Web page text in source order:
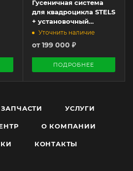
Гусеничная система
для квадроцикла STELS
+ установочный
комплект
(универсальные). Б/У
Уточнить наличие
от199 000 ₽
ПОДРОБНЕЕ
ЗАПЧАСТИ УСЛУГИ
О КОМПАНИИ
КОНТАКТЫ